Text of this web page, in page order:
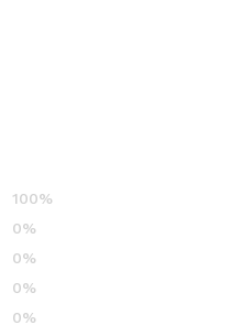
100%
0%
0%
0%
0%